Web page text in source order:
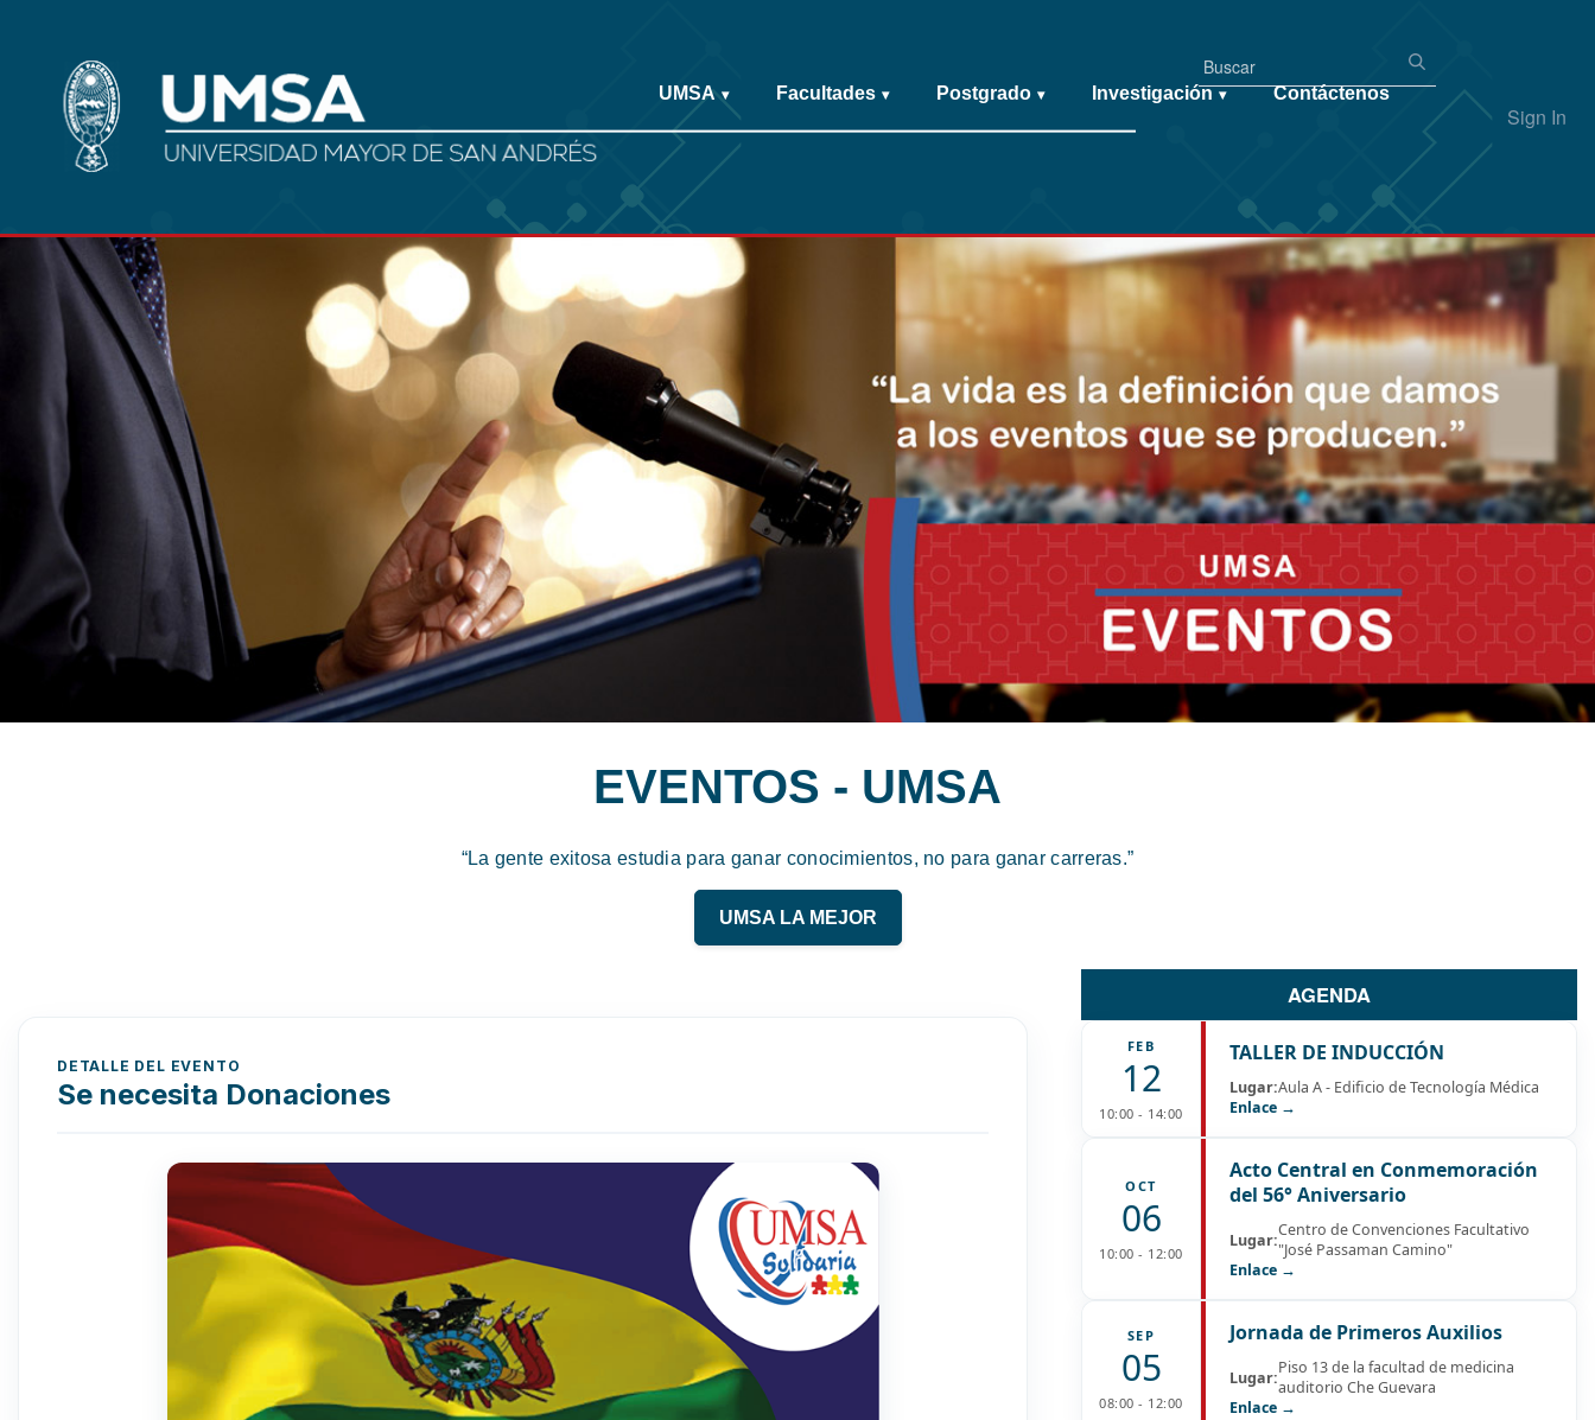
Sign In
UMSA ▾ Facultades ▾ Postgrado ▾ Investigación ▾ Contáctenos
EVENTOS - UMSA
“La gente exitosa estudia para ganar conocimientos, no para ganar carreras.”
UMSA LA MEJOR
DETALLE DEL EVENTO
Se necesita Donaciones
AGENDA
FEB
12
10:00 - 14:00
TALLER DE INDUCCIÓN
Lugar:Aula A - Edificio de Tecnología Médica
Enlace →
OCT
06
10:00 - 12:00
Acto Central en Conmemoración
del 56° Aniversario
Lugar:Centro de Convenciones Facultativo
"José Passaman Camino"
Enlace →
SEP
05
08:00 - 12:00
Jornada de Primeros Auxilios
Lugar:Piso 13 de la facultad de medicina
auditorio Che Guevara
Enlace →